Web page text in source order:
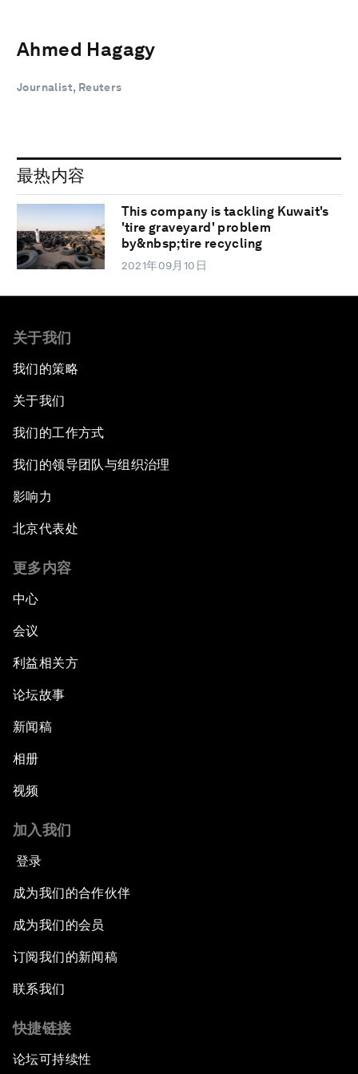
Ahmed Hagagy
Journalist, Reuters
最热内容
This company is tackling Kuwait's
'tire graveyard' problem
by&nbsp;tire recycling
2021年09月10日
关于我们
我们的策略
关于我们
我们的工作方式
我们的领导团队与组织治理
影响力
北京代表处
更多内容
中心
会议
利益相关方
论坛故事
新闻稿
相册
视频
加入我们
登录
成为我们的合作伙伴
成为我们的会员
订阅我们的新闻稿
联系我们
快捷链接
论坛可持续性